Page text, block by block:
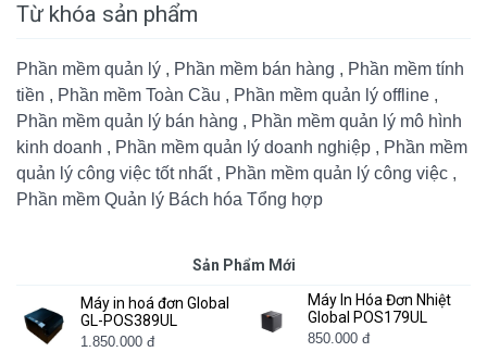
Sản Phẩm Mới
Máy in hoá đơn Global
GL-POS389UL
1.850.000 đ
Máy In Hóa Đơn Nhiệt
Global POS179UL
850.000 đ
Từ khóa sản phẩm
Phần mềm quản lý , Phần mềm bán hàng , Phần mềm tính
tiền , Phần mềm Toàn Cầu , Phần mềm quản lý offline ,
Phần mềm quản lý bán hàng , Phần mềm quản lý mô hình
kinh doanh , Phần mềm quản lý doanh nghiệp , Phần mềm
quản lý công việc tốt nhất, Phần mềm quản lý công việc ,
Phần mềm Quản lý Bách hóa Tổng hợp